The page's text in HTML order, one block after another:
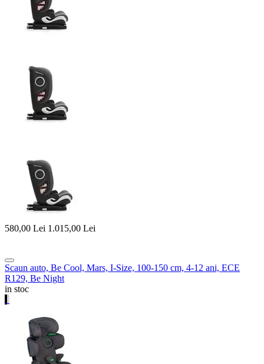
580,00 Lei 1.015,00 Lei
Scaun auto, Be Cool, Mars, I-Size, 100-150 cm, 4-12 ani, ECE
R129, Be Night
in stoc